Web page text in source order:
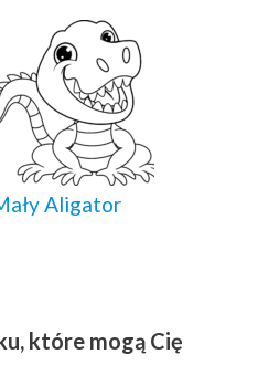
Aligator
które mogą Cię